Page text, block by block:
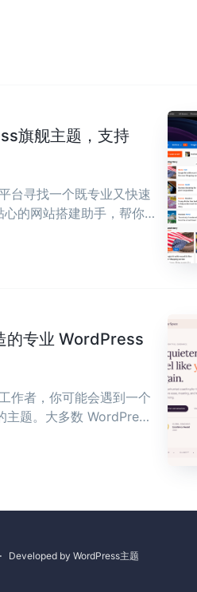
旗舰主题，支持
台寻找一个既专业又快速
的网站搭建助手，帮你
的专业 WordPress
作者，你可能会遇到一个
主题。大多数 WordPress
⋅ Developed by WordPress主题